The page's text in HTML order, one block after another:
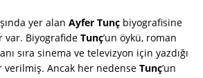
yer alan Ayfer Tunç biyografisine
var. Biyografide Tunç’un öykü, roman
sıra sinema ve televizyon için yazdığı
verilmiş. Ancak her nedense Tunç’un